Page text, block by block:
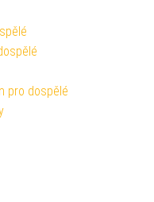
pro dospělé